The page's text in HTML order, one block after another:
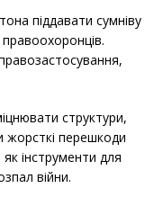
піддавати сумніву
правоохоронців.
структури,
жорсткі перешкоди
інструменти для
війни.